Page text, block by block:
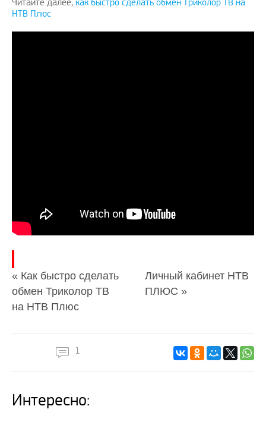
Читайте далее, как быстро сделать обмен Триколор ТВ на
НТВ Плюс
« Как быстро сделать
обмен Триколор ТВ
на НТВ Плюс
Личный кабинет НТВ
ПЛЮС »
1
Интересно: